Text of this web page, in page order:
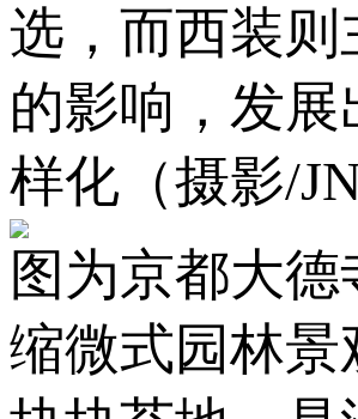
选，而西装
的影响，发
样化（摄影/
图为京都大
缩微式园林